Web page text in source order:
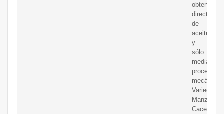
obtenida
de
aceitunas
y
sólo
mediante
Variedad:
Manzanilla
Cacere?